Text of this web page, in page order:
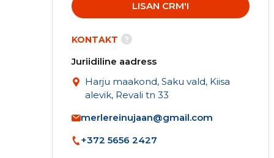
LISAN CRM'I
KONTAKT ?
Juriidiline aadress
Harju maakond, Saku vald, Kiisa
alevik, Revali tn 33
merlereinujaan@gmail.com
+372 5656 2427